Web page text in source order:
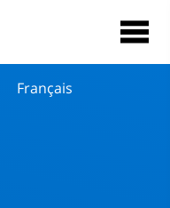
Français